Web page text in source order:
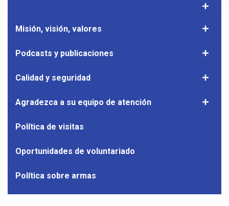
Toggle
ACO's
nav
Misión, visión, valores
visión,
Podcasts y publicaciones
y
Calidad y seguridad
Agradezca a su equipo de atención
Política de visitas
Oportunidades de voluntariado
Política sobre armas